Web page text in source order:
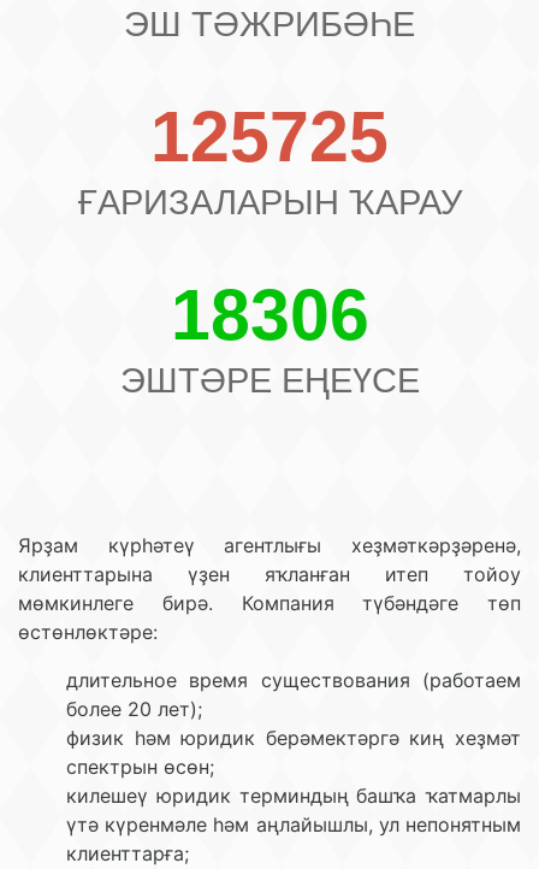
ЭШ ТӘЖРИБӘҺЕ
125725
ҒАРИЗАЛАРЫН ҠАРАУ
18306
ЭШТӘРЕ ЕҢЕҮСЕ
Ярҙам күрһәтеү агентлығы хеҙмәткәрҙәренә,
клиенттарына үҙен яҡланған итеп тойоу
мөмкинлеге бирә. Компания түбәндәге төп
өстөнлөктәре:
длительное время существования (работаем
более 20 лет);
физик һәм юридик берәмектәргә киң хеҙмәт
спектрын өсөн;
килешеү юридик терминдың башҡа ҡатмарлы
үтә күренмәле һәм аңлайышлы, ул непонятным
клиенттарға;